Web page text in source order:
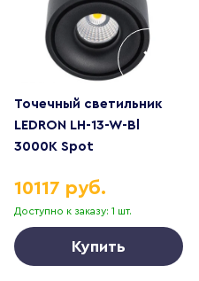
Точечный светильник
LEDRON LH-13-W-Bl
3000K Spot
Доступно к заказу: 1 шт.
10117 руб.
Купить